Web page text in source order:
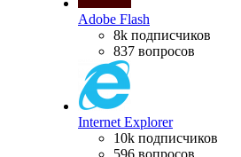
Adobe Flash
8k подписчиков
837 вопросов
Internet Explorer
10k подписчиков